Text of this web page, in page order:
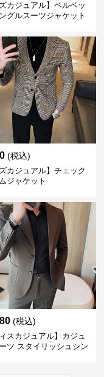
ズカジュアル】ベルベッ
グルスーツジャケット
(税込)
ズカジュアル】チェック
ジャケット
(税込)
ィスカジュアル】カジュ
ツ スタイリッシュシン